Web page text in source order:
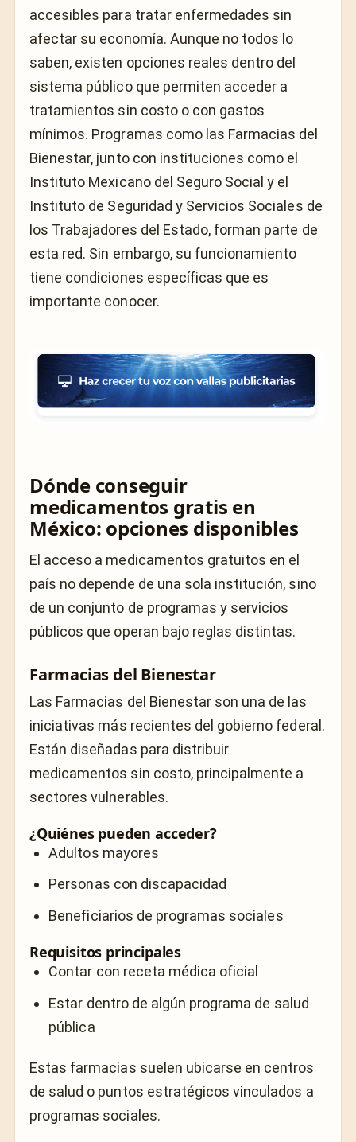
accesibles para tratar enfermedades sin
afectar su economía. Aunque no todos lo
saben, existen opciones reales dentro del
sistema público que permiten acceder a
tratamientos sin costo o con gastos
mínimos. Programas como las Farmacias del
Bienestar, junto con instituciones como el
Instituto Mexicano del Seguro Social y el
Instituto de Seguridad y Servicios Sociales de
los Trabajadores del Estado, forman parte de
esta red. Sin embargo, su funcionamiento
tiene condiciones específicas que es
importante conocer.
Dónde conseguir
medicamentos gratis en
México: opciones disponibles
El acceso a medicamentos gratuitos en el
país no depende de una sola institución, sino
de un conjunto de programas y servicios
públicos que operan bajo reglas distintas.
Farmacias del Bienestar
Las Farmacias del Bienestar son una de las
iniciativas más recientes del gobierno federal.
Están diseñadas para distribuir
medicamentos sin costo, principalmente a
sectores vulnerables.
¿Quiénes pueden acceder?
Adultos mayores
Personas con discapacidad
Beneficiarios de programas sociales
Requisitos principales
Contar con receta médica oficial
Estar dentro de algún programa de salud
pública
Estas farmacias suelen ubicarse en centros
de salud o puntos estratégicos vinculados a
programas sociales.